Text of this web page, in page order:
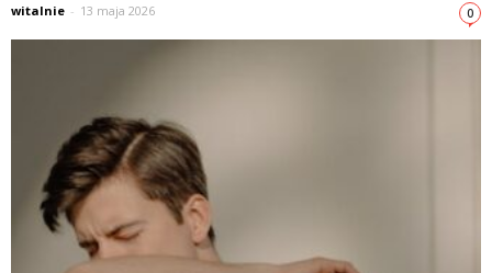
witalnie - 13 maja 2026 0